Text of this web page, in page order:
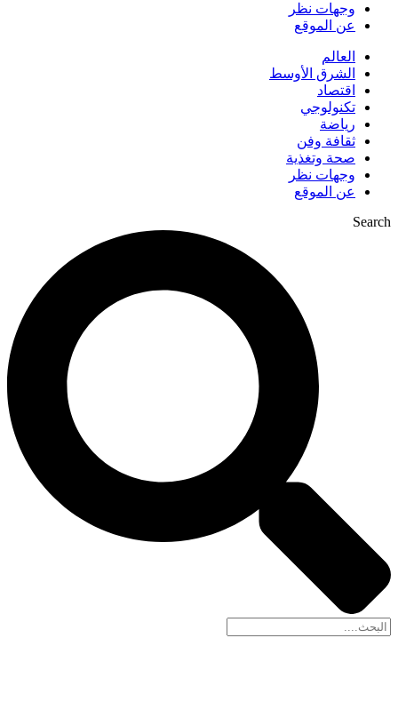
وجهات نظر
عن الموقع
العالم
الشرق الأوسط
اقتصاد
تكنولوجي
رياضة
ثقافة وفن
صحة وتغذية
وجهات نظر
عن الموقع
Search